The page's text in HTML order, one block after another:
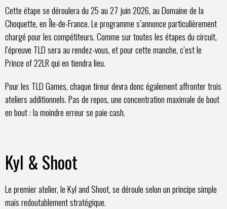
Cette étape se déroulera du 25 au 27 juin 2026, au Domaine de la
Choquette, en Île-de-France. Le programme s’annonce particulièrement
chargé pour les compétiteurs. Comme sur toutes les étapes du circuit,
l’épreuve TLD sera au rendez-vous, et pour cette manche, c’est le
Prince of 22LR qui en tiendra lieu.
Pour les TLD Games, chaque tireur devra donc également affronter trois
ateliers additionnels. Pas de repos, une concentration maximale de bout
en bout : la moindre erreur se paie cash.
Kyl & Shoot
Le premier atelier, le Kyl and Shoot, se déroule selon un principe simple
mais redoutablement stratégique.